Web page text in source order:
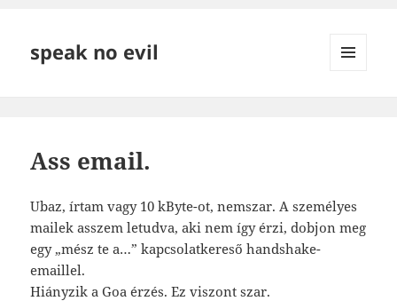
speak no evil
Ass email.
Ubaz, írtam vagy 10 kByte-ot, nemszar. A személyes
mailek asszem letudva, aki nem így érzi, dobjon meg
egy „mész te a…” kapcsolatkereső handshake-
emaillel.
Hiányzik a Goa érzés. Ez viszont szar.